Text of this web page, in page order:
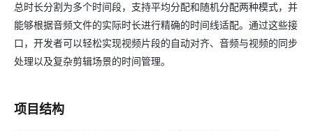
总时长分割为多个时间段，支持平均分配和随机分配两种模式，并
能够根据音频文件的实际时长进行精确的时间线适配。通过这些接
口，开发者可以轻松实现视频片段的自动对齐、音频与视频的同步
处理以及复杂剪辑场景的时间管理。
项目结构